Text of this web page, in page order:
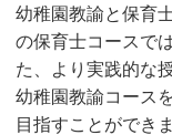
幼稚園教諭と保育
の保育士コースで
た、より実践的な
幼稚園教諭コース
目指すことができま